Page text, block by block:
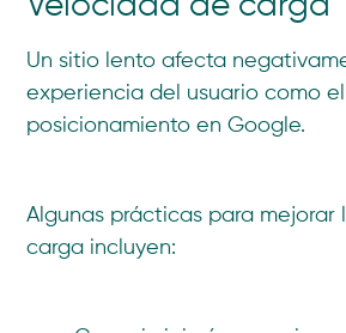
Un sitio lento afecta
experiencia del usuario como el
posicionamiento en Google.
Algunas prácticas para mejorar
carga incluyen: